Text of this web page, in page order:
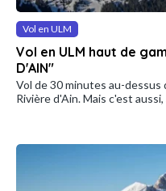
Vol en ULM
Vol en ULM haut de
D'AIN"
Vol de 30 minutes au-
Rivière d'Ain. Mais c'est